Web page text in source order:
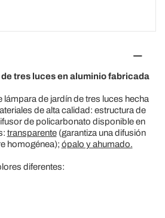
tres luces en aluminio fabricada
lámpara de jardín de tres luces hecha
de alta calidad: estructura de
de policarbonato disponible en
transparente(garantiza una difusión
homogénea); ópalo y ahumado.
diferentes: